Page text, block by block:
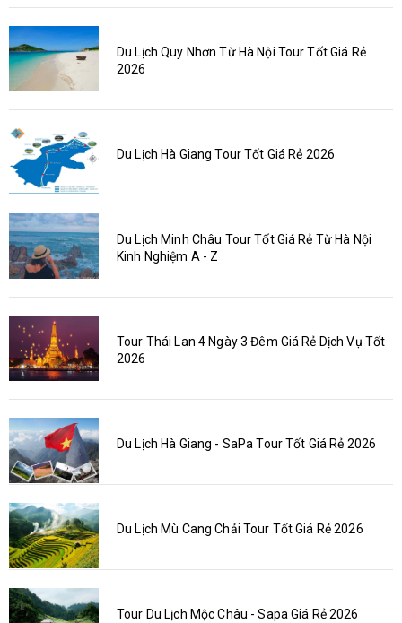
Du Lịch Quy Nhơn Từ Hà Nội Tour Tốt Giá Rẻ
2026
Du Lịch Hà Giang Tour Tốt Giá Rẻ 2026
Du Lịch Minh Châu Tour Tốt Giá Rẻ Từ Hà Nội
Kinh Nghiệm A - Z
Tour Thái Lan 4 Ngày 3 Đêm Giá Rẻ Dịch Vụ Tốt
2026
Du Lịch Hà Giang - SaPa Tour Tốt Giá Rẻ 2026
Du Lịch Mù Cang Chải Tour Tốt Giá Rẻ 2026
Tour Du Lịch Mộc Châu - Sapa Giá Rẻ 2026